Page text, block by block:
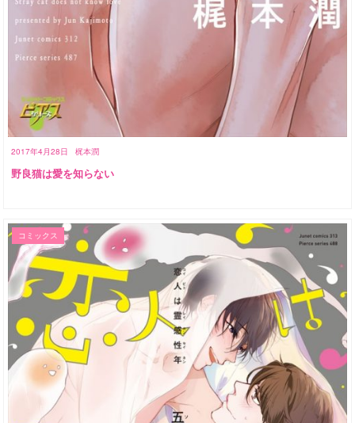
2017年4月28日 梶本潤
野良猫は愛を知らない
コミックス